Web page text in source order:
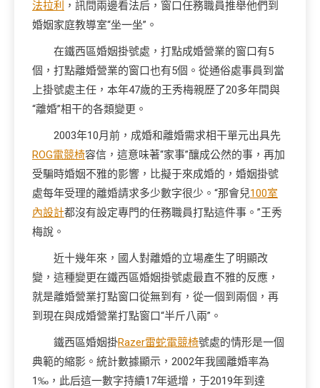
法拉利
，訊問兩邊看法后，窗口任務職員推舉他們到
婚姻家庭教導室“坐一坐”。
在鐵西區婚姻掛號處，打點成婚營業的窗口有5
個，打點離婚營業的窗口也有5個。從通俗處事員到當
上掛號處主任，本年47歲的王秀梅親歷了20多年間與
“離婚”相干的各類變更。
2003年10月前，成婚和離婚需求相干單元出具先
ROG電競椅容信，這意味著“家事”釀成公然的事，再加
受騙時婚姻不雅的影響，比擬于來成婚的，婚姻掛號
處每年受理的離婚請求多少數字很少。“那會兒100室
內設計都沒有設定專門的任務職員打點這件事。”王秀
梅說。
近十幾年來，國人對離婚的立場產生了明顯改
變，這種變更在鐵西區婚姻掛號處最直不雅的反應，
就是離婚營業打點窗口從無到有，從一個到兩個，再
到現在與成婚營業打點窗口“半斤八兩”。
鐵西區婚姻掛Razer雷蛇電競椅號處的情形是一個
典範的縮影。統計數據顯示，2002年我國離婚率為
1‰，此后這一數字持續17年遞增，于2019年到達